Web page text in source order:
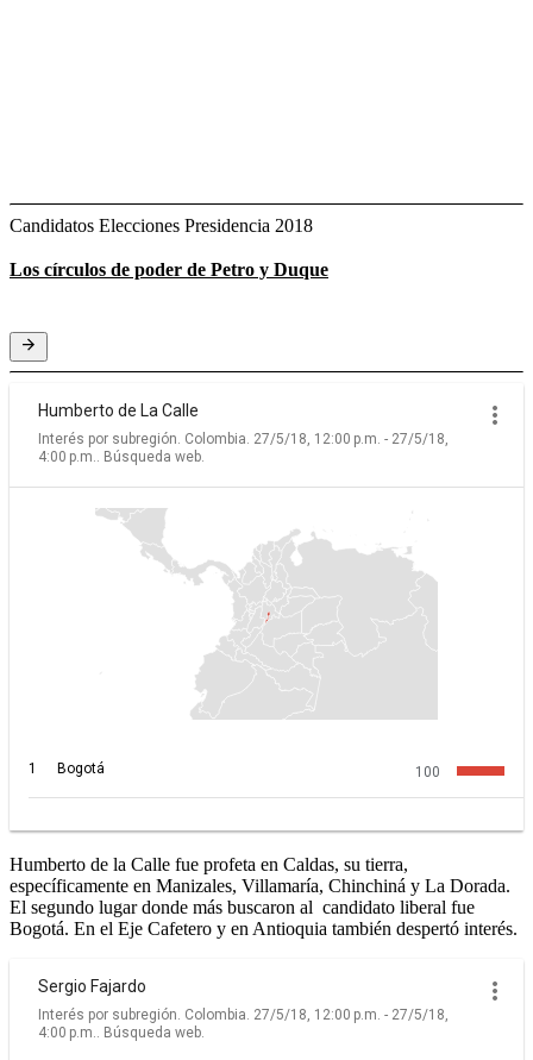
Candidatos Elecciones Presidencia 2018
Los círculos de poder de Petro y Duque
Humberto de la Calle fue profeta en Caldas, su tierra,
específicamente en Manizales, Villamaría, Chinchiná y La Dorada.
El segundo lugar donde más buscaron al candidato liberal fue
Bogotá. En el Eje Cafetero y en Antioquia también despertó interés.